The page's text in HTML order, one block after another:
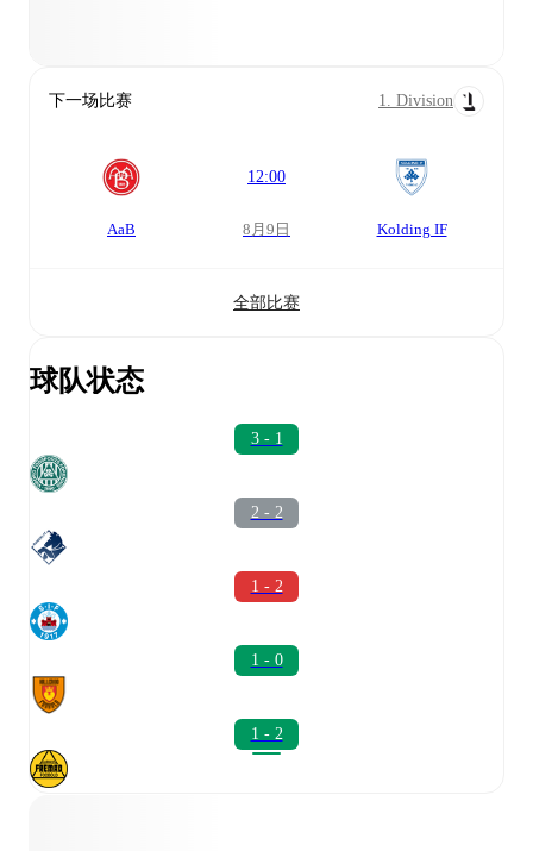
下一场比赛 1. Division
AaB
12:00
8月9日 Kolding IF
全部比赛
球队状态
3 - 1
2 - 2
1 - 2
1 - 0
1 - 2